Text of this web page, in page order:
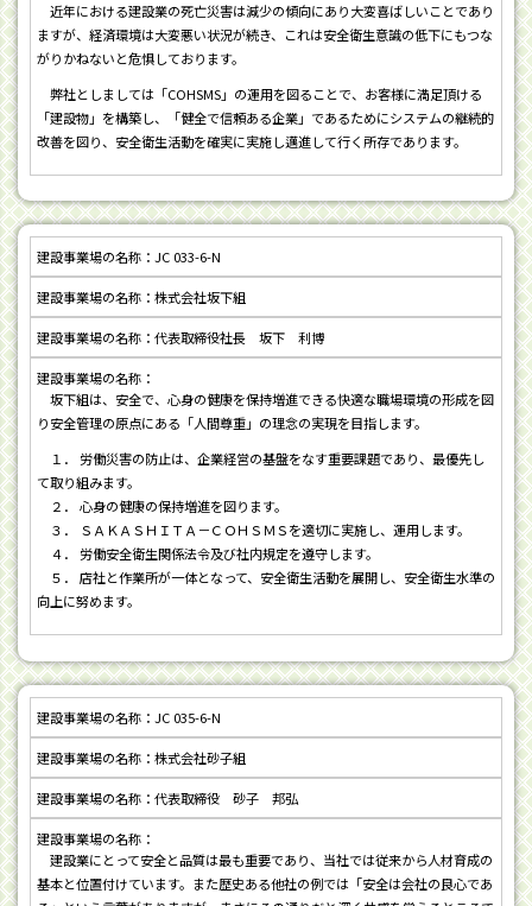
近年における建設業の死亡災害は減少の傾向にあり大変喜ばしいことであり
ますが、経済環境は大変悪い状況が続き、これは安全衛生意識の低下にもつな
がりかねないと危惧しております。
弊社としましては「COHSMS」の運用を図ることで、お客様に満足頂ける
「建設物」を構築し、「健全で信頼ある企業」であるためにシステムの継続的
改善を図り、安全衛生活動を確実に実施し邁進して行く所存であります。
JC 033-6-N
株式会社坂下組
代表取締役社長 坂下 利博
坂下組は、安全で、心身の健康を保持増進できる快適な職場環境の形成を図
り安全管理の原点にある「人間尊重」の理念の実現を目指します。
１． 労働災害の防止は、企業経営の基盤をなす重要課題であり、最優先し
て取り組みます。
２． 心身の健康の保持増進を図ります。
３． ＳＡＫＡＳＨＩＴＡ－ＣＯＨＳＭＳを適切に実施し、運用します。
４． 労働安全衛生関係法令及び社内規定を遵守します。
５． 店社と作業所が一体となって、安全衛生活動を展開し、安全衛生水準の
向上に努めます。
JC 035-6-N
株式会社砂子組
代表取締役 砂子 邦弘
建設業にとって安全と品質は最も重要であり、当社では従来から人材育成の
基本と位置付けています。また歴史ある他社の例では「安全は会社の良心であ